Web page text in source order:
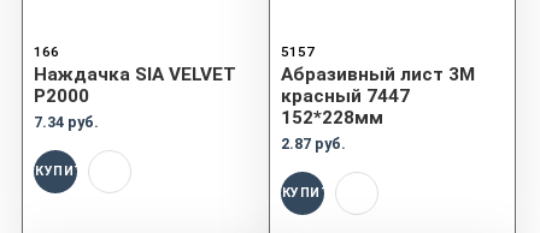
166
Наждачка SIA VELVET
P2000
7.34 руб.
КУПИТЬ
5157
Абразивный лист 3M
красный 7447
152*228мм
2.87 руб.
КУПИТЬ